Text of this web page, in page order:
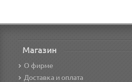
Магазин
О фирме
Доставка и оплата